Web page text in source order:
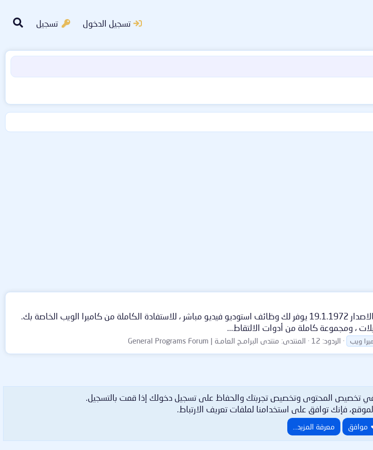
تسجيل الدخول تسجيل
CyberLink YouCam كاميرا ويب مع آخر التحديثات برنامج CyberLink YouCam بالاصدار 19.1.1972 يوفر لك وظائف استوديو فيديو مباشر ، للاستفادة الكاملة من كاميرا الويب الخاصة بك.
ويب الردود: 12 المنتدى: منتدى البرامـج العامـة | General Programs Forum
في تخصيص المحتوى وتخصيص تجربتك والحفاظ على تسجيل دخولك إذا قمت بالتسجيل.
فإنك توافق على استخدامنا لملفات تعريف الارتباط.
موافق معرفة المزيد…